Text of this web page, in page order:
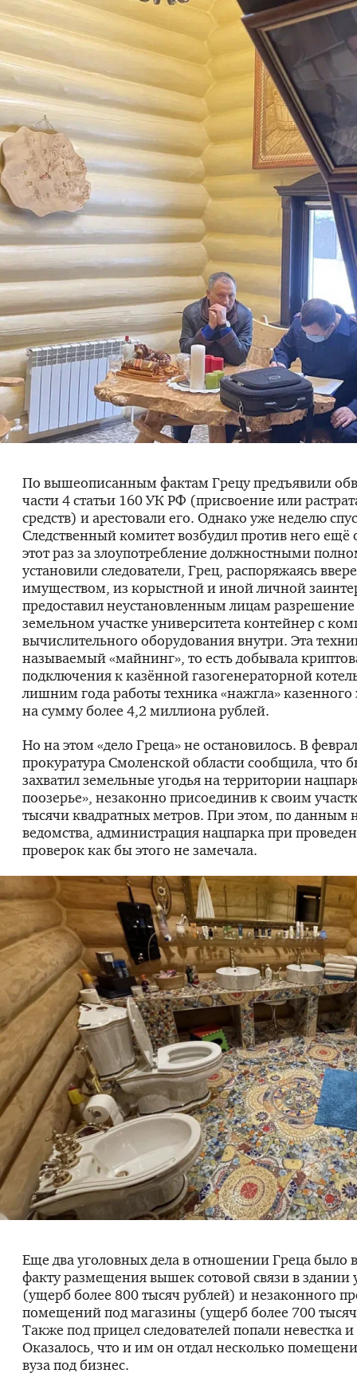
По вышеописанным фактам Грецу предъявили
части 4 статьи 160 УК РФ (присвоение или
средств) и арестовали его. Однако уже неделю
Следственный комитет возбудил против него
этот раз за злоупотребление должностными
установили следователи, Грец, распоряжаясь
имуществом, из корыстной и иной личной
предоставил неустановленным лицам разрешение
земельном участке университета контейнер с
вычислительного оборудования внутри. Эта
называемый «майнинг», то есть добывала
подключения к казённой газогенераторной
лишним года работы техника «нажгла» казенного
на сумму более 4,2 миллиона рублей.
Но на этом «дело Греца» не остановилось. В
прокуратура Смоленской области сообщила, что
захватил земельные угодья на территории
поозерье», незаконно присоединив к своим
тысячи квадратных метров. При этом, по данным
ведомства, администрация нацпарка при
проверок как бы этого не замечала.
Еще два уголовных дела в отношении Греца было
факту размещения вышек сотовой связи в здании
(ущерб более 800 тысяч рублей) и незаконного
помещений под магазины (ущерб более 700
Также под прицел следователей попали невестка и
Оказалось, что и им он отдал несколько
вуза под бизнес.